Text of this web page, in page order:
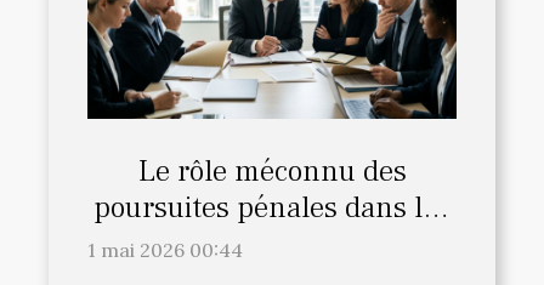
Le rôle méconnu des
poursuites pénales dans les
conflits commerciaux entre
1 mai 2026 00:44